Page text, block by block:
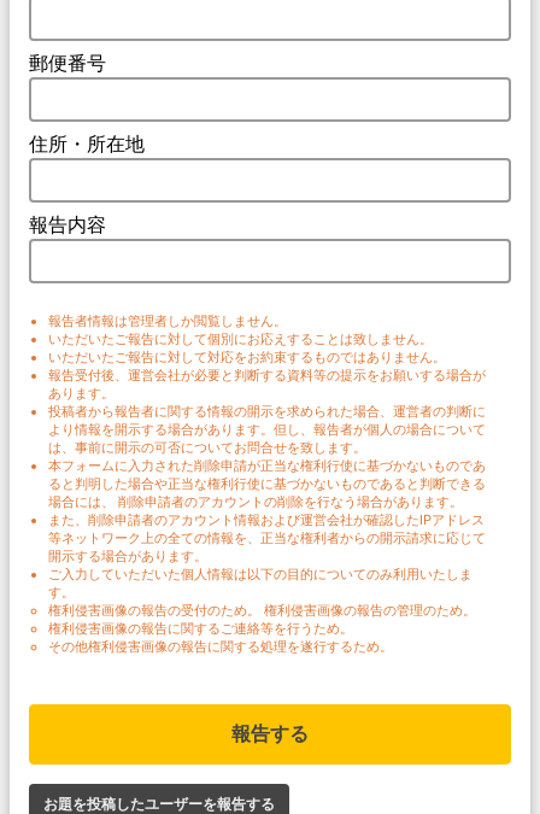
郵便番号
住所・所在地
報告内容
報告者情報は管理者しか閲覧しません。
いただいたご報告に対して個別にお応えすることは致しません。
いただいたご報告に対して対応をお約束するものではありません。
報告受付後、運営会社が必要と判断する資料等の提示をお願いする場合が
あります。
投稿者から報告者に関する情報の開示を求められた場合、運営者の判断に
より情報を開示する場合があります。但し、報告者が個人の場合について
は、事前に開示の可否についてお問合せを致します。
本フォームに入力された削除申請が正当な権利行使に基づかないものであ
ると判明した場合や正当な権利行使に基づかないものであると判断できる
場合には、 削除申請者のアカウントの削除を行なう場合があります。
また、削除申請者のアカウント情報および運営会社が確認したIPアドレス
等ネットワーク上の全ての情報を、正当な権利者からの開示請求に応じて
開示する場合があります。
ご入力していただいた個人情報は以下の目的についてのみ利用いたしま
す。
権利侵害画像の報告の受付のため。 権利侵害画像の報告の管理のため。
権利侵害画像の報告に関するご連絡等を行うため。
その他権利侵害画像の報告に関する処理を遂行するため。
報告する
お題を投稿したユーザーを報告する